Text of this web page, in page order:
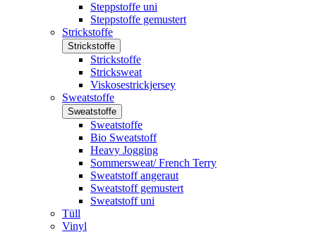
Steppstoffe uni
Steppstoffe gemustert
Strickstoffe
Strickstoffe
Strickstoffe
Stricksweat
Viskosestrickjersey
Sweatstoffe
Sweatstoffe
Sweatstoffe
Bio Sweatstoff
Heavy Jogging
Sommersweat/ French Terry
Sweatstoff angeraut
Sweatstoff gemustert
Sweatstoff uni
Tüll
Vinyl